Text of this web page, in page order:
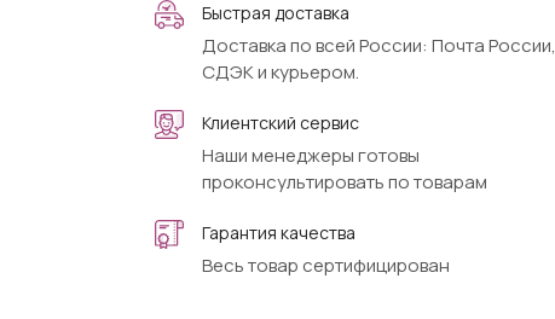
Быстрая доставка
Доставка по всей России: Почта России,
СДЭК и курьером.
Клиентский сервис
Наши менеджеры готовы
проконсультировать по товарам
Гарантия качества
Весь товар сертифицирован